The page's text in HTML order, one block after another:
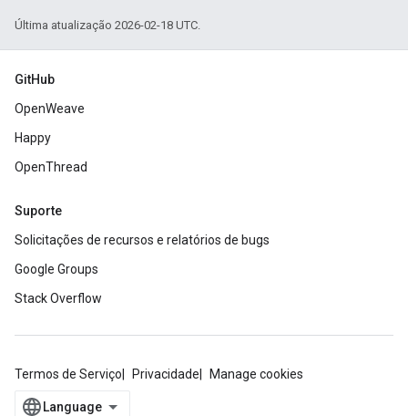
Última atualização 2026-02-18 UTC.
GitHub
OpenWeave
Happy
OpenThread
Suporte
Solicitações de recursos e relatórios de bugs
Google Groups
Stack Overflow
Termos de Serviço Privacidade Manage cookies